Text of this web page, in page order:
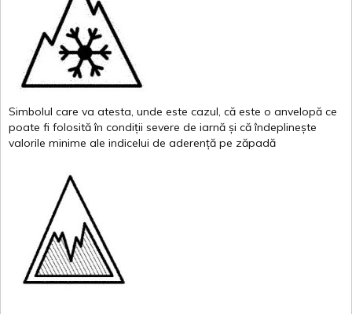
Simbolul care va atesta, unde este cazul, că este o anvelopă ce
poate fi folosită în condiții severe de iarnă și că îndeplinește
valorile minime ale indicelui de aderență pe zăpadă